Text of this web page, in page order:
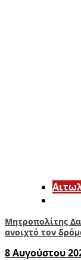
Μητροπολίτης
ανοιχτό τον
8 Αυγούστου